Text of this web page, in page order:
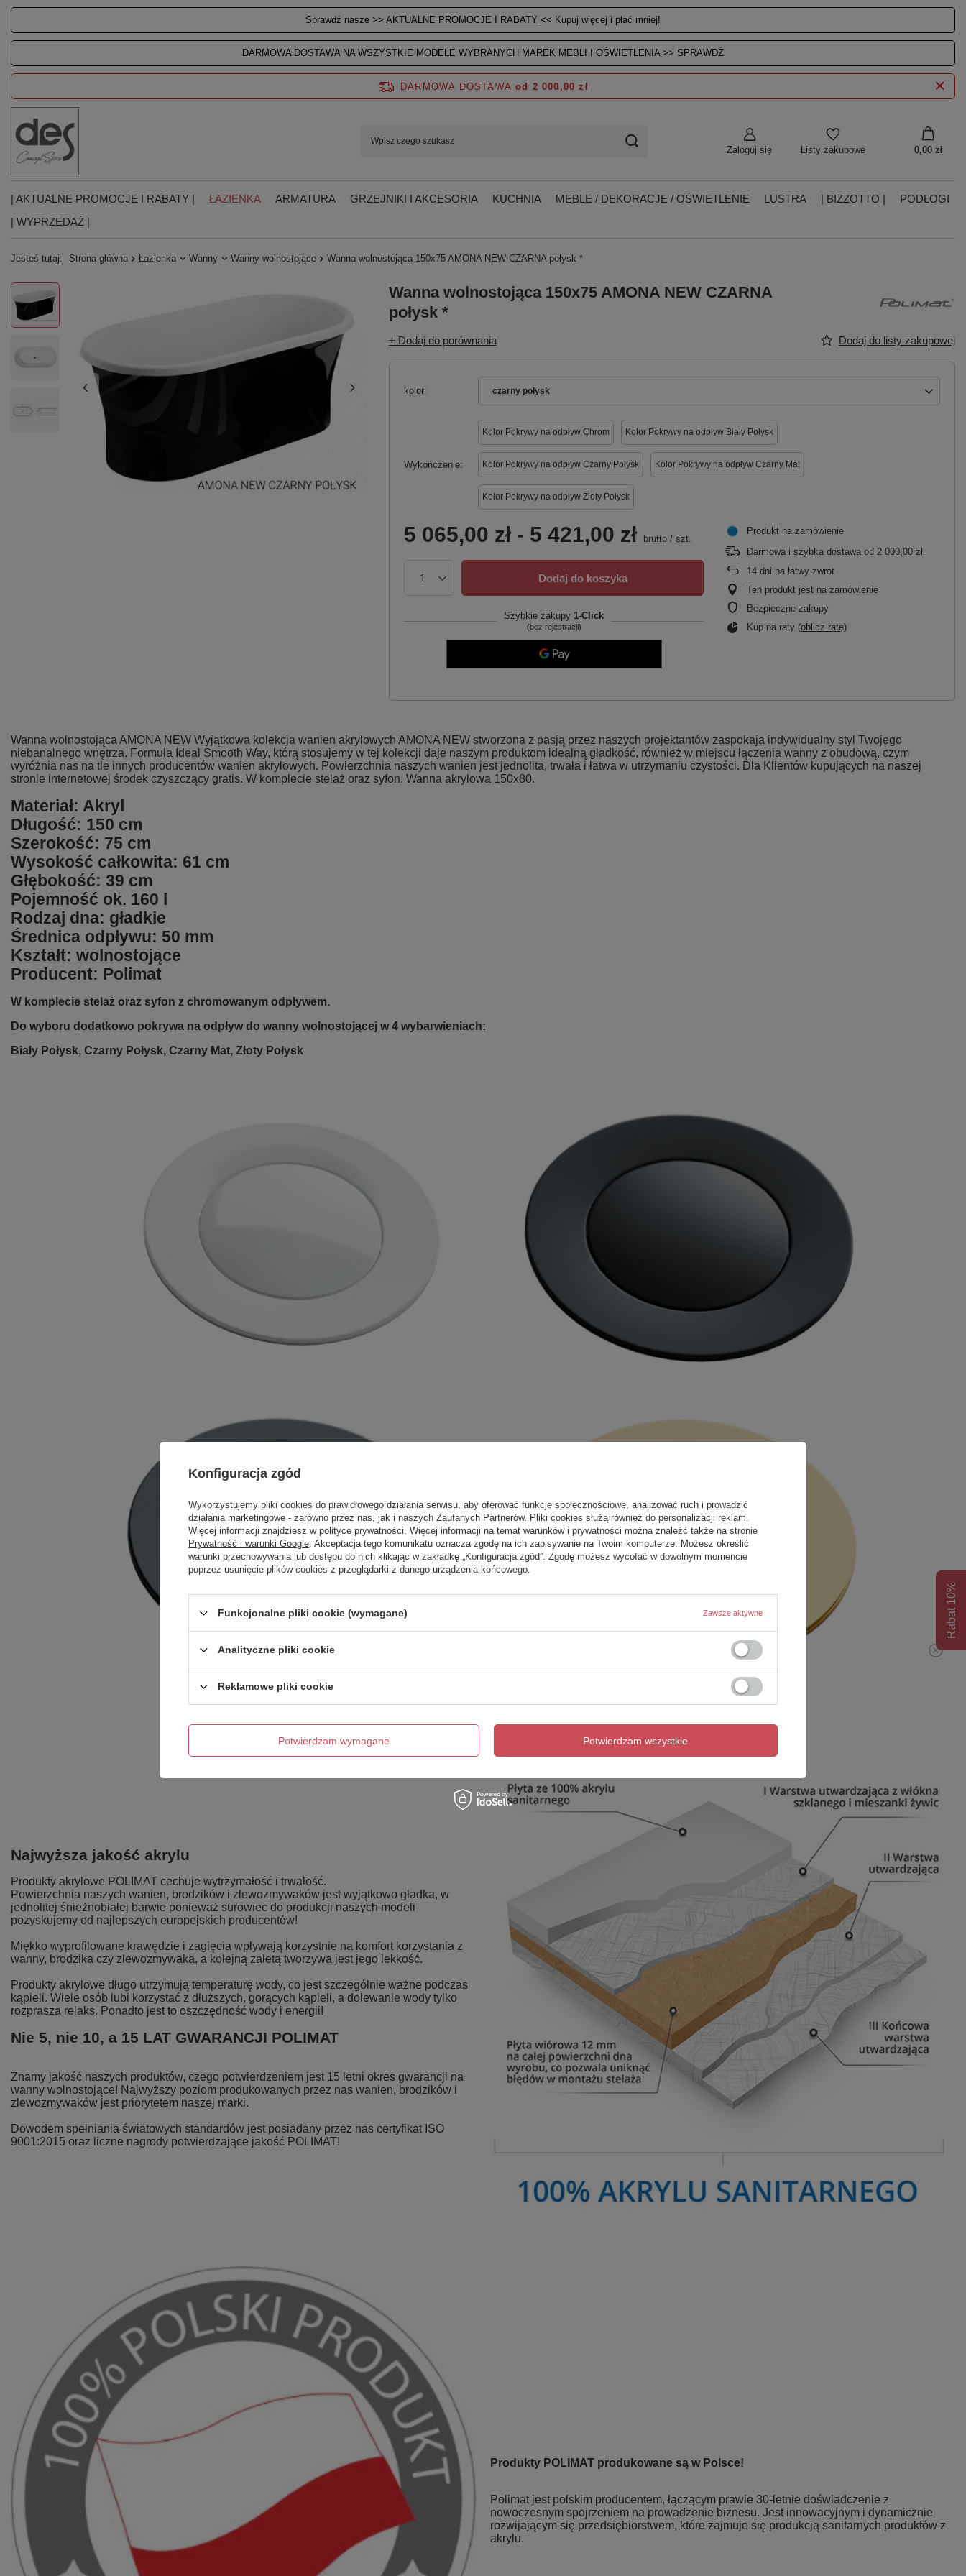
Sprawdź nasze >> AKTUALNE PROMOCJE I RABATY << Kupuj więcej i płać mniej!
DARMOWA DOSTAWA NA WSZYSTKIE MODELE WYBRANYCH MAREK MEBLI I OŚWIETLENIA >> SPRAWDŹ
Zaloguj się Listy zakupowe 0,00 zł
DARMOWA DOSTAWA od 2 000,00 zł
| AKTUALNE PROMOCJE I RABATY | ŁAZIENKA ARMATURA GRZEJNIKI I AKCESORIA KUCHNIA MEBLE / DEKORACJE / OŚWIETLENIE LUSTRA | BIZZOTTO |
PODŁOGI
| WYPRZEDAŻ |
Jesteś tutaj: Strona główna Łazienka Wanny Wanny wolnostojące Wanna wolnostojąca 150x75 AMONA NEW CZARNA połysk *
Wanna wolnostojąca 150x75 AMONA NEW CZARNA
połysk *
+ Dodaj do porównania Dodaj do listy zakupowej
kolor czarny połysk
Wykończenie
Kolor Pokrywy na odpływ Chrom Kolor Pokrywy na odpływ Biały Połysk
Kolor Pokrywy na odpływ Czarny Połysk Kolor Pokrywy na odpływ Czarny Mat
Kolor Pokrywy na odpływ Zloty Połysk
5 065,00 zł- 5 421,00 zł brutto/ szt.
Dodaj do koszyka
Szybkie zakupy 1-Click
(bez rejestracji)
Produkt na zamówienie
Darmowa i szybka dostawa od2 000,00 zł
14 dni na łatwy zwrot
Ten produkt jest na zamówienie
Bezpieczne zakupy
Kup na raty (oblicz ratę)
Wanna wolnostojąca AMONA NEW Wyjątkowa kolekcja wanien akrylowych AMONA NEW stworzona z pasją przez naszych projektantów zaspokaja indywidualny styl Twojego
niebanalnego wnętrza. Formuła Ideal Smooth Way, którą stosujemy w tej kolekcji daje naszym produktom idealną gładkość, również w miejscu łączenia wanny z obudową, czym
wyróżnia nas na tle innych producentów wanien akrylowych. Powierzchnia naszych wanien jest jednolita, trwała i łatwa w utrzymaniu czystości. Dla Klientów kupujących na naszej
stronie internetowej środek czyszczący gratis. W komplecie stelaż oraz syfon. Wanna akrylowa 150x80.
Materiał: Akryl
Długość: 150 cm
Szerokość: 75 cm
Wysokość całkowita: 61 cm
Głębokość: 39 cm
Pojemność ok. 160 l
Rodzaj dna: gładkie
Średnica odpływu: 50 mm
Kształt: wolnostojące
Producent: Polimat
W komplecie stelaż oraz syfon z chromowanym odpływem.
Do wyboru dodatkowo pokrywa na odpływ do wanny wolnostojącej w 4 wybarwieniach:
Biały Połysk, Czarny Połysk, Czarny Mat, Złoty Połysk
Najwyższa jakość akrylu
Produkty akrylowe POLIMAT cechuje wytrzymałość i trwałość.
Powierzchnia naszych wanien, brodzików i zlewozmywaków jest wyjątkowo gładka, w
jednolitej śnieżnobiałej barwie ponieważ surowiec do produkcji naszych modeli
pozyskujemy od najlepszych europejskich producentów!
Miękko wyprofilowane krawędzie i zagięcia wpływają korzystnie na komfort korzystania z
wanny, brodzika czy zlewozmywaka, a kolejną zaletą tworzywa jest jego lekkość.
Produkty akrylowe długo utrzymują temperaturę wody, co jest szczególnie ważne podczas
kąpieli. Wiele osób lubi korzystać z dłuższych, gorących kąpieli, a dolewanie wody tylko
rozprasza relaks. Ponadto jest to oszczędność wody i energii!
Nie 5, nie 10, a 15 LAT GWARANCJI POLIMAT
Znamy jakość naszych produktów, czego potwierdzeniem jest 15 letni okres gwarancji na
wanny wolnostojące! Najwyższy poziom produkowanych przez nas wanien, brodzików i
zlewozmywaków jest priorytetem naszej marki.
Dowodem spełniania światowych standardów jest posiadany przez nas certyfikat ISO
9001:2015 oraz liczne nagrody potwierdzające jakość POLIMAT!
Produkty POLIMAT produkowane są w Polsce!
Polimat jest polskim producentem, łączącym prawie 30-letnie doświadczenie z
nowoczesnym spojrzeniem na prowadzenie biznesu. Jest innowacyjnym i dynamicznie
rozwijającym się przedsiębiorstwem, które zajmuje się produkcją sanitarnych produktów z
akrylu.
Rabat 10%
Konfiguracja zgód
Wykorzystujemy pliki cookies do prawidłowego działania serwisu, aby oferować funkcje społecznościowe, analizować ruch i prowadzić
działania marketingowe - zarówno przez nas, jak i naszych Zaufanych Partnerów. Pliki cookies służą również do personalizacji reklam.
Więcej informacji znajdziesz w polityce prywatności. Więcej informacji na temat warunków i prywatności można znaleźć także na stronie
Prywatność i warunki Google. Akceptacja tego komunikatu oznacza zgodę na ich zapisywanie na Twoim komputerze. Możesz określić
warunki przechowywania lub dostępu do nich klikając w zakładkę „Konfiguracja zgód”. Zgodę możesz wycofać w dowolnym momencie
poprzez usunięcie plików cookies z przeglądarki z danego urządzenia końcowego.
Funkcjonalne pliki cookie (wymagane) Zawsze aktywne
Analityczne pliki cookie
Reklamowe pliki cookie
Potwierdzam wymagane Potwierdzam wszystkie